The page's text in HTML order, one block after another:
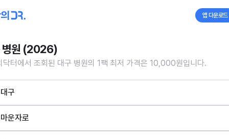
앱 다운로드
병원 (2026)
닥터에서 조회된 대구 병원의 1팩 최저 가격은 10,000원입니다.
대구
마운자로